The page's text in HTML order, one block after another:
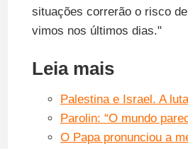
situações correrão o risco
vimos nos últimos dias."
Leia mais
Palestina e Israel. A
Parolin: “O mundo
O Papa pronunciou a